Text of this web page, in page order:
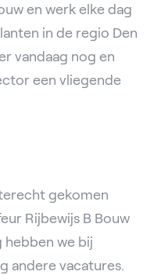
en werk elke dag
in de regio Den
vandaag nog en
een vliegende
gekomen
Rijbewijs B Bouw
hebben we bij
andere vacatures.